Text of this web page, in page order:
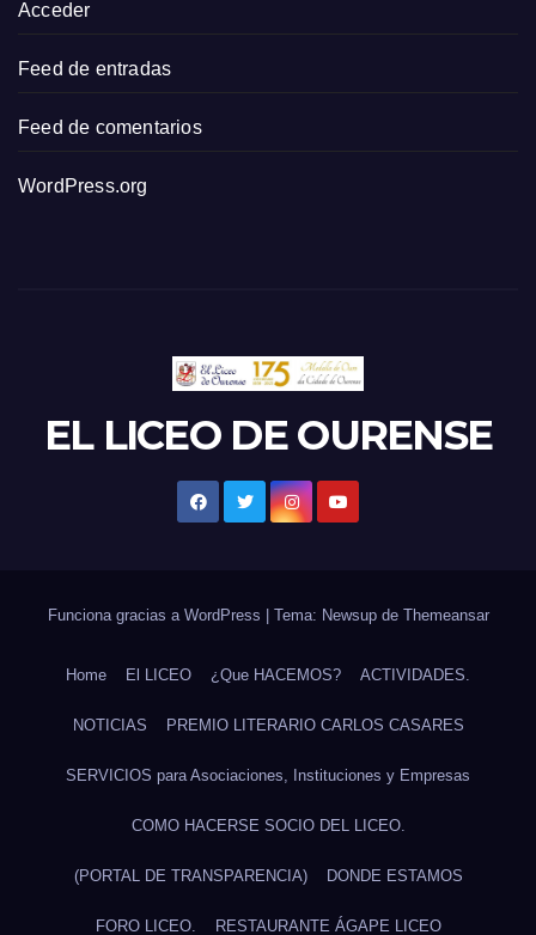
Acceder
Feed de entradas
Feed de comentarios
WordPress.org
EL LICEO DE OURENSE
Funciona gracias a WordPress Tema: Newsup de Themeansar
Home El LICEO ¿Que HACEMOS? ACTIVIDADES.
NOTICIAS PREMIO LITERARIO CARLOS CASARES
SERVICIOS para Asociaciones, Instituciones y Empresas
COMO HACERSE SOCIO DEL LICEO.
(PORTAL DE TRANSPARENCIA) DONDE ESTAMOS
FORO LICEO. RESTAURANTE ÁGAPE LICEO